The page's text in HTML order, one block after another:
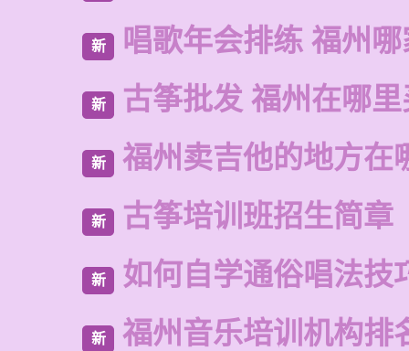
新 唱歌年会排练 福州
新 古筝批发 福州在哪
新 福州卖吉他的地方在
新 古筝培训班招生简章
新 如何自学通俗唱法技
新 福州音乐培训机构排